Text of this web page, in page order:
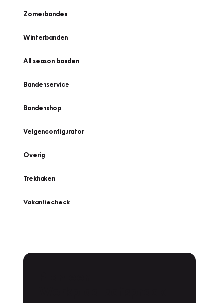
Zomerbanden
Winterbanden
All season banden
Bandenservice
Bandenshop
Velgenconfigurator
Overig
Trekhaken
Vakantiecheck